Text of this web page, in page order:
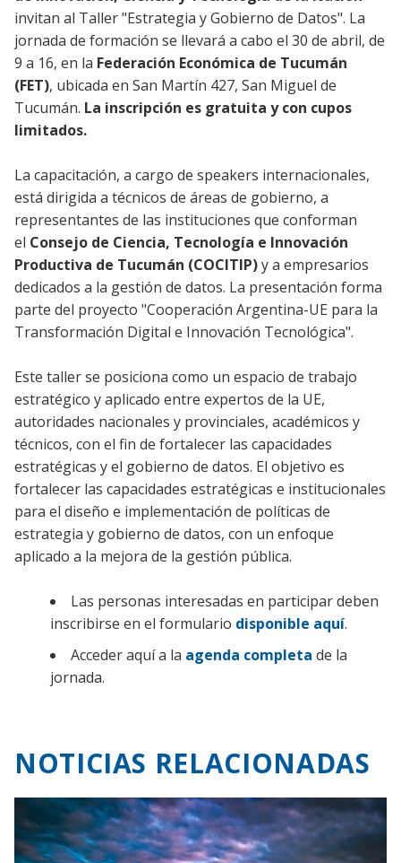
invitan al Taller "Estrategia y Gobierno de Datos". La
jornada de formación se llevará a cabo el 30 de abril, de
9 a 16, en la Federación Económica de Tucumán
(FET), ubicada en San Martín 427, San Miguel de
Tucumán. La inscripción es gratuita y con cupos
limitados.
La capacitación, a cargo de speakers internacionales,
está dirigida a técnicos de áreas de gobierno, a
representantes de las instituciones que conforman
el Consejo de Ciencia, Tecnología e Innovación
Productiva de Tucumán (COCITIP)y a empresarios
dedicados a la gestión de datos. La presentación forma
parte del proyecto "Cooperación Argentina-UE para la
Transformación Digital e Innovación Tecnológica".
Este taller se posiciona como un espacio de trabajo
estratégico y aplicado entre expertos de la UE,
autoridades nacionales y provinciales, académicos y
técnicos, con el fin de fortalecer las capacidades
estratégicas y el gobierno de datos. El objetivo es
fortalecer las capacidades estratégicas e institucionales
para el diseño e implementación de políticas de
estrategia y gobierno de datos, con un enfoque
aplicado a la mejora de la gestión pública.
Las personas interesadas en participar deben
inscribirse en el formulario disponible aquí.
Acceder aquí a la agenda completa de la
jornada.
NOTICIAS RELACIONADAS